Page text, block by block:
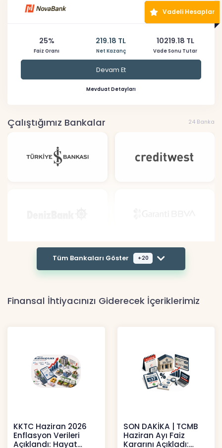
Vadeli Hesaplar
25%
Faiz Oranı
219.18 TL
Net Kazanç
10219.18 TL
Vade Sonu Tutar
Devam Et
Mevduat Detayları
Çalıştığımız Bankalar 24 Banka
Tüm Bankaları Göster +20
Finansal İhtiyacınızı Giderecek İçeriklerimiz
KKTC Haziran 2026
Enflasyon Verileri
Açıklandı: Hayat
SON DAKİKA | TCMB
Haziran Ayı Faiz
Kararını Açıkladı: